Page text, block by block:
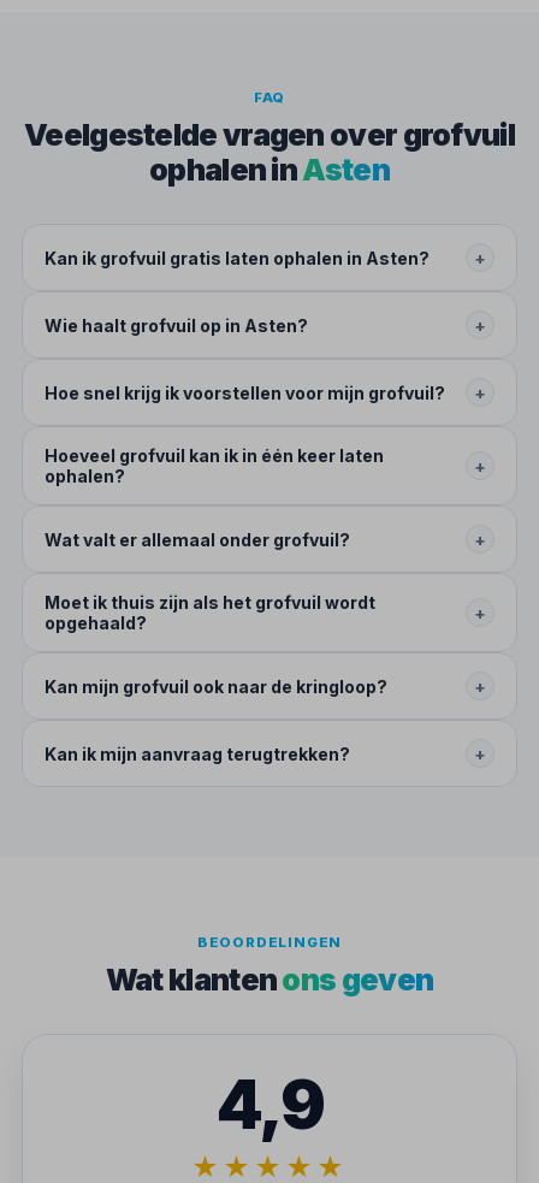
FAQ
Veelgestelde vragen over grofvuil
ophalen inAsten
Kan ik grofvuil gratis laten ophalen in Asten? +
Wie haalt grofvuil op in Asten? +
Hoe snel krijg ik voorstellen voor mijn grofvuil? +
Hoeveel grofvuil kan ik in één keer laten
ophalen?
+
Wat valt er allemaal onder grofvuil? +
Moet ik thuis zijn als het grofvuil wordt
opgehaald?
+
Kan mijn grofvuil ook naar de kringloop? +
Kan ik mijn aanvraag terugtrekken? +
BEOORDELINGEN
Wat klantenons geven
4,9
★★★★★